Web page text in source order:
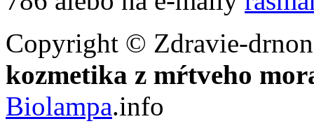
Copyright © Zdravie-
kozmetika z mŕtveho
Biolampa.info